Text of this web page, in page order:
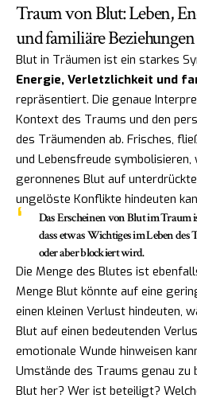
Traum von Blut: Leben,
und familiäre Beziehungen
Blut in Träumen ist ein starkes
Energie, Verletzlichkeit und
repräsentiert. Die genaue
Kontext des Traums und den
des Träumenden ab. Frisches,
und Lebensfreude symbolisieren,
geronnenes Blut auf
ungelöste Konflikte hindeuten
Das Erscheinen von Blut im Traum
dass etwas Wichtiges im Leben des
oder aber blockiert wird.
Die Menge des Blutes ist
Menge Blut könnte auf eine
einen kleinen Verlust hindeuten,
Blut auf einen bedeutenden
emotionale Wunde hinweisen
Umstände des Traums genau
Blut her? Wer ist beteiligt?